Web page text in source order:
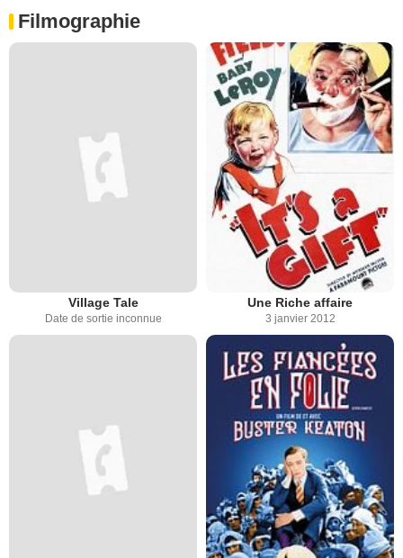
Filmographie
Village Tale
Date de sortie inconnue
Une Riche affaire
3 janvier 2012